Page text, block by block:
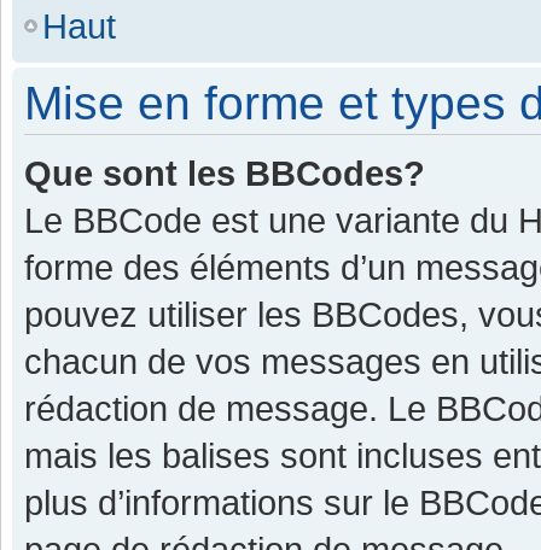
Haut
Mise en forme et types
Que sont les BBCodes?
Le BBCode est une variante du
forme des éléments d’un
pouvez utiliser les BBCodes,
chacun de vos messages en
rédaction de message. Le
mais les balises sont incluses
plus d’informations sur le